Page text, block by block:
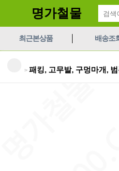
명가철물
최근본상품 배송조
> 패킹, 고무발, 구멍마개,